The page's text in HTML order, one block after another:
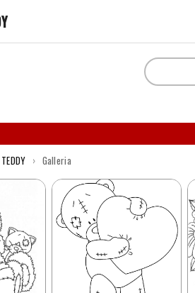
TEDDY › Galleria